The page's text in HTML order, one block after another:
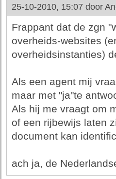
25-10-2010, 15:07 door
Frappant dat de zgn
overheids-websites
overheidsinstanties)
Als een agent mij
maar met "ja"te
Als hij me vraagt om
of een rijbewijs laten
document kan
ach ja, de